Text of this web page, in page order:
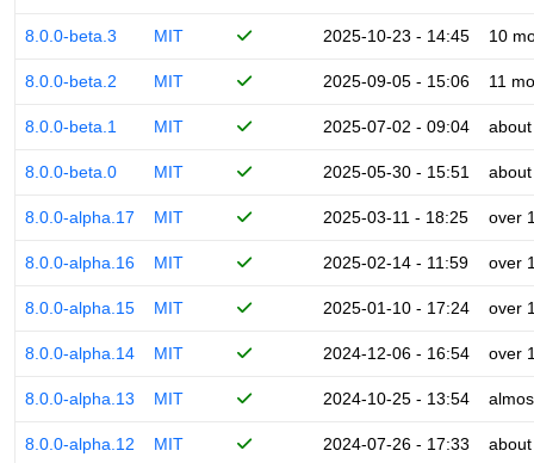
8.0.0-beta.3 MIT 2025-10-23 - 14:45 10
8.0.0-beta.2 MIT 2025-09-05 - 15:06 11
8.0.0-beta.1 MIT 2025-07-02 - 09:04
8.0.0-beta.0 MIT 2025-05-30 - 15:51
8.0.0-alpha.17 MIT 2025-03-11 - 18:25 over
8.0.0-alpha.16 MIT 2025-02-14 - 11:59 over
8.0.0-alpha.15 MIT 2025-01-10 - 17:24 over
8.0.0-alpha.14 MIT 2024-12-06 - 16:54 over
8.0.0-alpha.13 MIT 2024-10-25 - 13:54
8.0.0-alpha.12 MIT 2024-07-26 - 17:33